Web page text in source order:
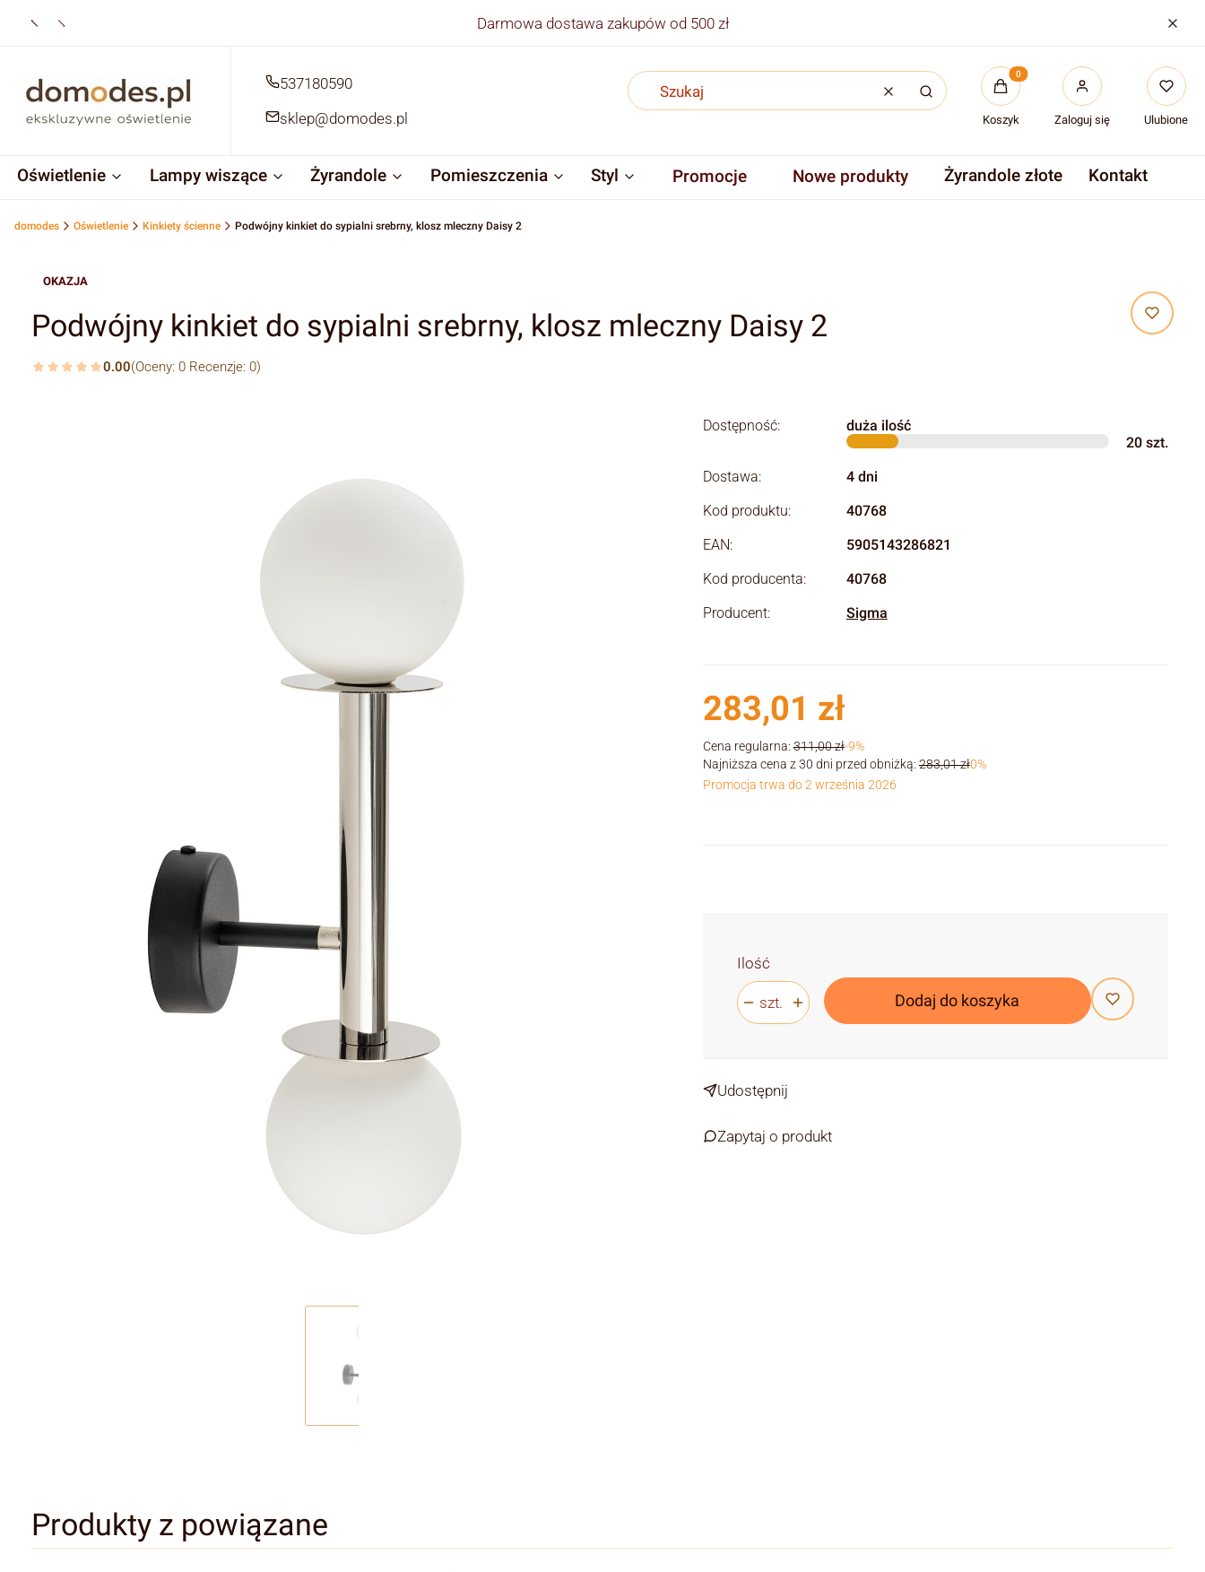
Darmowa dostawa zakupów od 500 zł
537180590
sklep@domodes.pl
WyczyśćSzukaj
Produkty w koszyku: 0.
Koszyk Zaloguj się Ulubione
Oświetlenie Lampy wiszące Żyrandole Pomieszczenia Styl Promocje Nowe produkty Żyrandole złote Kontakt
domodes Oświetlenie Kinkiety ścienne Podwójny kinkiet do sypialni srebrny, klosz mleczny Daisy 2
OKAZJA
Podwójny kinkiet do sypialni srebrny, klosz mleczny Daisy 2
0.00(Oceny: 0 Recenzje: 0)
Dostępność:
duża ilość
20 szt.
Dostawa:
4 dni
Kod produktu:
40768
EAN:
5905143286821
Kod producenta:
40768
Producent:
Sigma
283,01 zł
Cena regularna: 311,00 zł-9%
Najniższa cena z 30 dni przed obniżką: 283,01 zł0%
Promocja trwa do 2 września 2026
Ilość
szt. Dodaj do koszyka
Udostępnij
Zapytaj o produkt
Produkty z powiązane